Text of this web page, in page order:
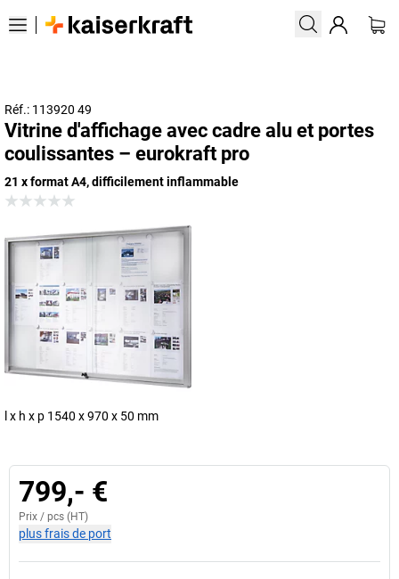
Réf.: 113920 49
Vitrine d'affichage avec cadre alu et portes
coulissantes – eurokraft pro
21 x format A4, difficilement inflammable
l x h x p 1540 x 970 x 50 mm
799,- €
Prix / pcs (HT)
plus frais de port